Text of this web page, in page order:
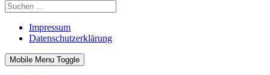
Impressum
Datenschutzerklärung
Mobile Menu Toggle